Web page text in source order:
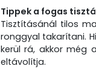
Tippek a fogas
Tisztításánál tilos
ronggyal takarítani.
kerül rá, akkor még
eltávolítja.